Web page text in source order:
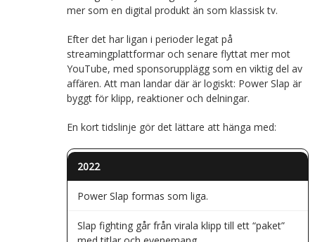
mer som en digital produkt än som klassisk tv.
Efter det har ligan i perioder legat på
streamingplattformar och senare flyttat mer mot
YouTube, med sponsorupplägg som en viktig del av
affären. Att man landar där är logiskt: Power Slap är
byggt för klipp, reaktioner och delningar.
En kort tidslinje gör det lättare att hänga med:
2022
Power Slap formas som liga.
Slap fighting går från virala klipp till ett “paket”